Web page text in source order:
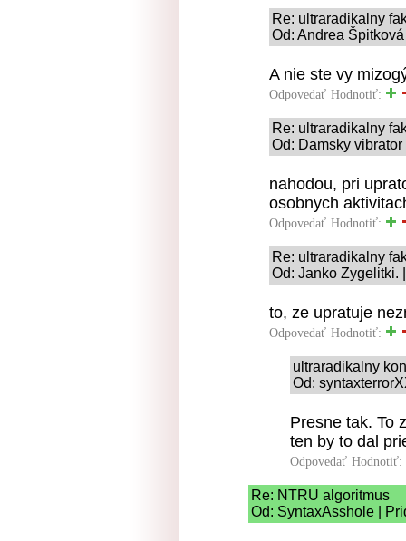
Re: ultraradikalny
Od: Andrea
A nie ste vy
Odpovedať Hodnotiť:
Re: ultraradikalny
Od: Damsky
nahodou, pri
osobnych
Odpovedať Hodnotiť:
Re: ultraradikalny
Od: Janko Zygelitki.
to, ze upratuje
Odpovedať Hodnotiť:
ultraradikalny
Od:
Presne tak. To
ten by to dal
Odpovedať Hodnotiť:
Re: NTRU algoritmus
Od: SyntaxAsshole |